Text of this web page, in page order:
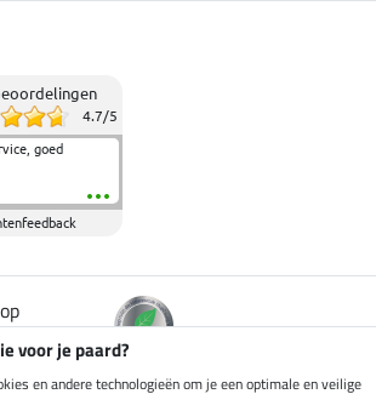
4.7/5
goed
voor je paard?
en andere technologieën om je een optimale en veilige